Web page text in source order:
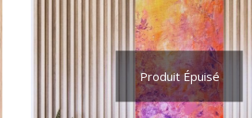
Produit Épuisé